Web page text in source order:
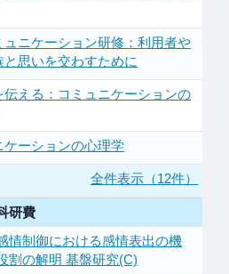
ュニケーション研修：利用者や
と思いを交わすために
伝える：コミュニケーションの
ケーションの心理学
全件表示（12件）
研費
情制御における感情表出の機
割の解明 基盤研究(C)